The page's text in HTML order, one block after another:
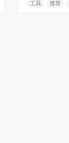
工具 推荐